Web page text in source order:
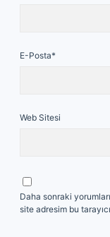
E-Posta*
Web Sitesi
Daha sonraki
site adresim bu